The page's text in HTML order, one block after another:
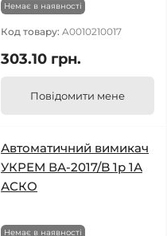
Немає в наявності
Код товару: A0010210017
303.10 грн.
Повідомити мене
Автоматичний вимикач
УКРЕМ ВА-2017/B 1р 1А
АСКО
Немає в наявності